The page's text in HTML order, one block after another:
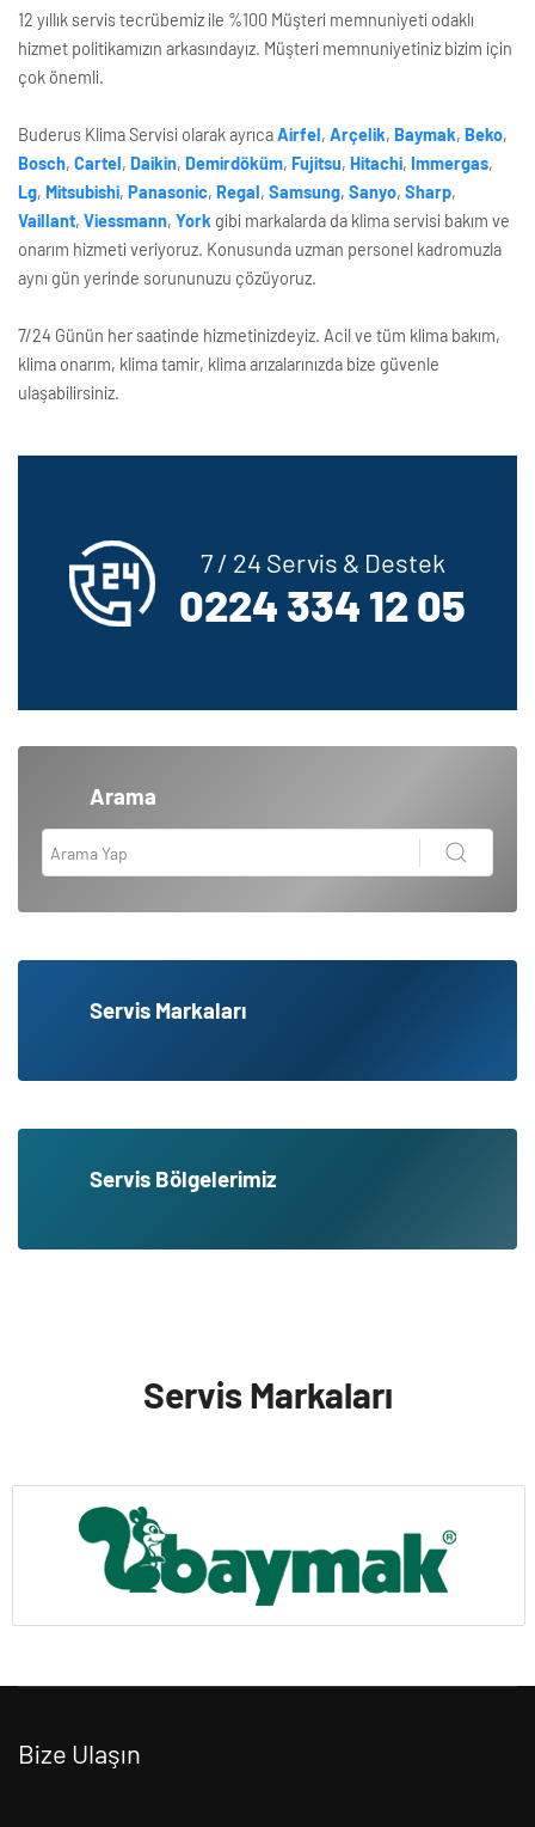
12 yıllık servis tecrübemiz ile %100 Müşteri memnuniyeti odaklı
hizmet politikamızın arkasındayız. Müşteri memnuniyetiniz bizim için
çok önemli.
Buderus Klima Servisi olarak ayrıcaAirfel, Arçelik, Baymak, Beko,
Bosch, Cartel, Daikin, Demirdöküm, Fujitsu, Hitachi, Immergas,
Lg, Mitsubishi, Panasonic, Regal, Samsung, Sanyo, Sharp,
Vaillant, Viessmann, York gibi markalarda da klima servisi bakım ve
onarım hizmeti veriyoruz. Konusunda uzman personel kadromuzla
aynı gün yerinde sorununuzu çözüyoruz.
7/24 Günün her saatinde hizmetinizdeyiz. Acil ve tüm klima bakım,
klima onarım, klima tamir, klima arızalarınızda bize güvenle
ulaşabilirsiniz.
7 / 24 Servis & Destek
0224 334 12 05
Arama
Servis Markaları
Servis Bölgelerimiz
Servis Markaları
Bize Ulaşın